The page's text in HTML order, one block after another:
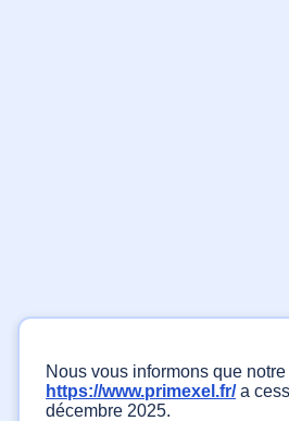
Nous vous informons que
https://www.primexel.fr/a
décembre 2025.